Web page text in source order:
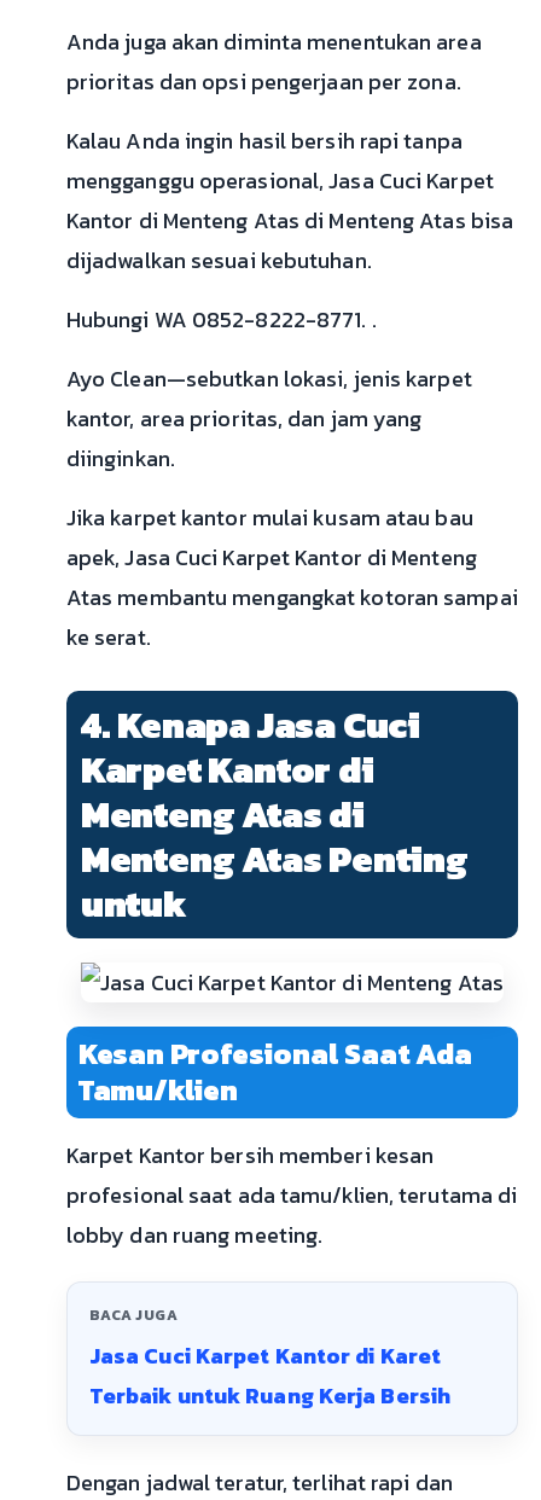
Anda juga akan diminta menentukan area
prioritas dan opsi pengerjaan per zona.
Kalau Anda ingin hasil bersih rapi tanpa
mengganggu operasional, Jasa Cuci Karpet
Kantor di Menteng Atas di Menteng Atas bisa
dijadwalkan sesuai kebutuhan.
Hubungi WA 0852-8222-8771. .
Ayo Clean—sebutkan lokasi, jenis karpet
kantor, area prioritas, dan jam yang
diinginkan.
Jika karpet kantor mulai kusam atau bau
apek, Jasa Cuci Karpet Kantor di Menteng
Atas membantu mengangkat kotoran sampai
ke serat.
4. Kenapa Jasa Cuci
Karpet Kantor di
Menteng Atas di
Menteng Atas Penting
untuk
Kesan Profesional Saat Ada
Tamu/klien
Karpet Kantor bersih memberi kesan
profesional saat ada tamu/klien, terutama di
lobby dan ruang meeting.
BACA JUGA
Jasa Cuci Karpet Kantor di Karet
Terbaik untuk Ruang Kerja Bersih
Dengan jadwal teratur, terlihat rapi dan